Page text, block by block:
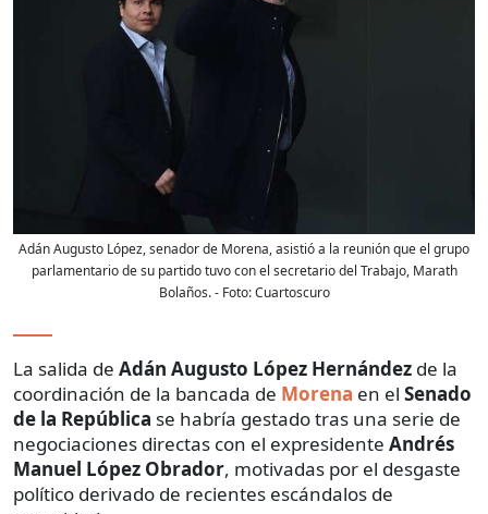
Adán Augusto López, senador de Morena, asistió a la reunión que el grupo
parlamentario de su partido tuvo con el secretario del Trabajo, Marath
Bolaños.- Foto:Cuartoscuro
La salida de Adán Augusto López Hernández de la
coordinación de la bancada de Morena en el Senado
de la República se habría gestado tras una serie de
negociaciones directas con el expresidente Andrés
Manuel López Obrador, motivadas por el desgaste
político derivado de recientes escándalos de